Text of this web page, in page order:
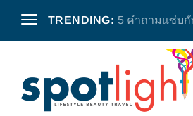
TRENDING: 5 คำถามแซ่บกั